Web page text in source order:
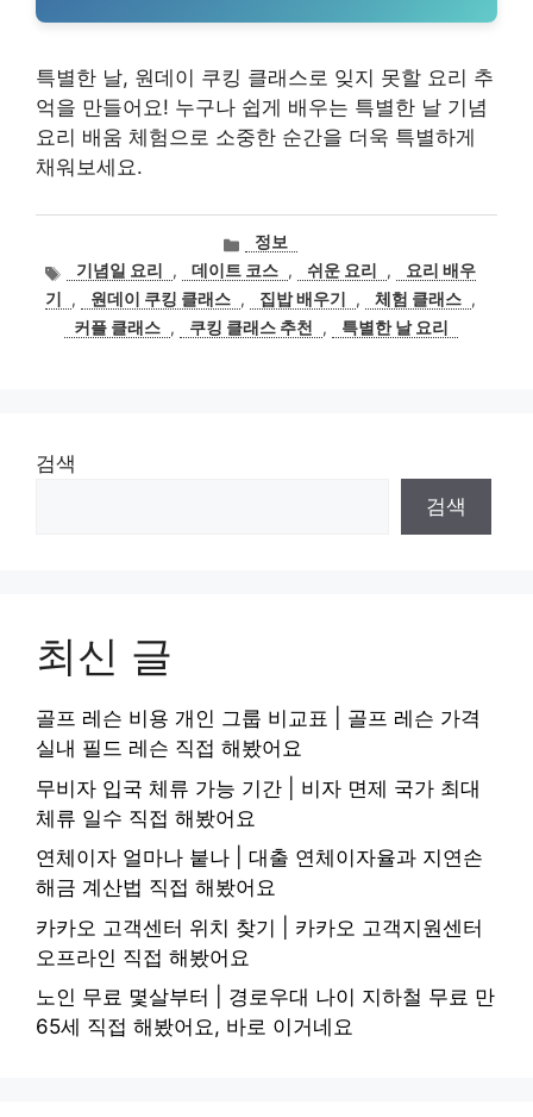
특별한 날, 원데이 쿠킹 클래스로 잊지 못할 요리 추
억을 만들어요! 누구나 쉽게 배우는 특별한 날 기념
요리 배움 체험으로 소중한 순간을 더욱 특별하게
채워보세요.
카
테
고
리
정보
태기념일 요리 , 데이트 코스 , 쉬운 요리 ,
요리 배우
기
, 원데이 쿠킹 클래스 , 집밥 배우기 , 체험 클래스 ,
커플 클래스 , 쿠킹 클래스 추천 , 특별한 날 요리
검색
검색
최신 글
골프 레슨 비용 개인 그룹 비교표 | 골프 레슨 가격
실내 필드 레슨 직접 해봤어요
무비자 입국 체류 가능 기간 | 비자 면제 국가 최대
체류 일수 직접 해봤어요
연체이자 얼마나 붙나 | 대출 연체이자율과 지연손
해금 계산법 직접 해봤어요
카카오 고객센터 위치 찾기 | 카카오 고객지원센터
오프라인 직접 해봤어요
노인 무료 몇살부터 | 경로우대 나이 지하철 무료 만
65세 직접 해봤어요, 바로 이거네요